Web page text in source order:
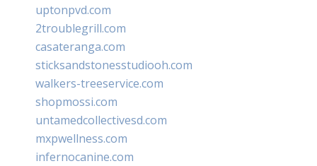
uptonpvd.com
2troublegrill.com
casateranga.com
sticksandstonesstudiooh.com
walkers-treeservice.com
shopmossi.com
untamedcollectivesd.com
mxpwellness.com
infernocanine.com